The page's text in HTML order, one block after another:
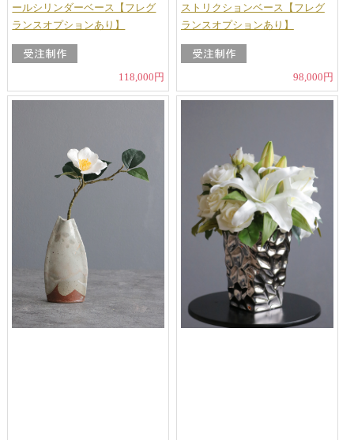
ールシリンダーベース【フレグ
ランスオプションあり】
118,000円
ストリクションベース【フレグ
ランスオプションあり】
98,000円